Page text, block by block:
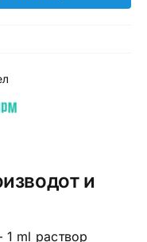
и
1 ml раствор